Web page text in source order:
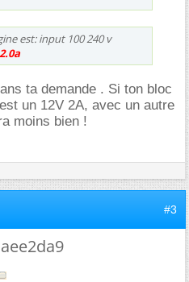
est: input 100 240 v
ta demande . Si ton bloc
un 12V 2A, avec un autre
moins bien !
#3